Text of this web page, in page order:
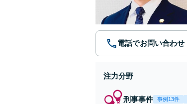
電話でお問い合わせ
注力分野
刑事事件 事例13件